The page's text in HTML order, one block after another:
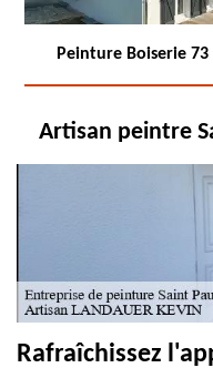
Peinture Boiserie 73
Artisan peintre
Rafraîchissez